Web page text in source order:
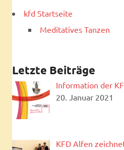
kfd Startseite
Meditatives Tanzen
Letzte Beiträge
Information der
20. Januar 2021
KFD Alfen